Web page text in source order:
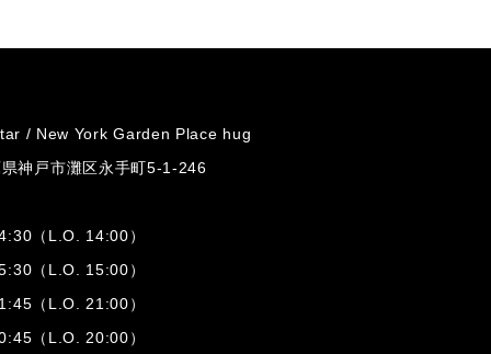
/ New York Garden Place hug
神戸市灘区永手町5-1-246
（L.O. 14:00）
（L.O. 15:00）
（L.O. 21:00）
（L.O. 20:00）